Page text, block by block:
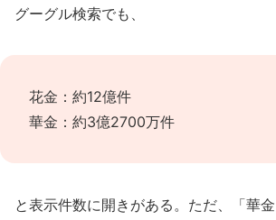
グーグル検索でも、
花金：約12億件
華金：約3億2700万件
と表示件数に開きがある。ただ、「華